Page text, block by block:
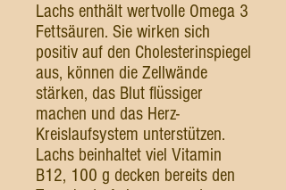
Lachs enthält wertvolle Omega 3
Fettsäuren. Sie wirken sich
positiv auf den Cholesterinspiegel
aus, können die Zellwände
stärken, das Blut flüssiger
machen und das Herz-
Kreislaufsystem unterstützen.
Lachs beinhaltet viel Vitamin
B12, 100 g decken bereits den